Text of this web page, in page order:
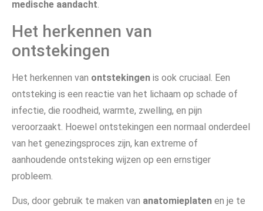
medische aandacht.
Het herkennen van
ontstekingen
Het herkennen van ontstekingen is ook cruciaal. Een
ontsteking is een reactie van het lichaam op schade of
infectie, die roodheid, warmte, zwelling, en pijn
veroorzaakt. Hoewel ontstekingen een normaal onderdeel
van het genezingsproces zijn, kan extreme of
aanhoudende ontsteking wijzen op een ernstiger
probleem.
Dus, door gebruik te maken van anatomieplaten en je te